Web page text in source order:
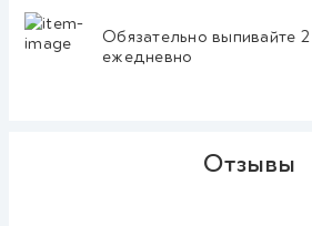
Обязательно выпивайте
ежедневно
Отзывы